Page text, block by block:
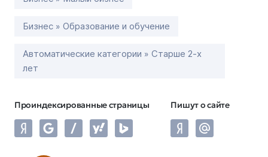
Бизнес » Образование и обучение
Автоматические категории » Старше 2-х
лет
Проиндексированные страницы Пишут о сайте